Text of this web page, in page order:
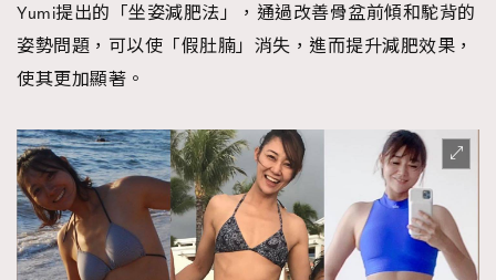
TRENDING
AFrenchMind
DressLikeAParisienne
Yumi提出的「坐姿減肥法」，通過改善骨盆前傾和駝背的
姿勢問題，可以使「假肚腩」消失，進而提升減肥效果，
使其更加顯著。